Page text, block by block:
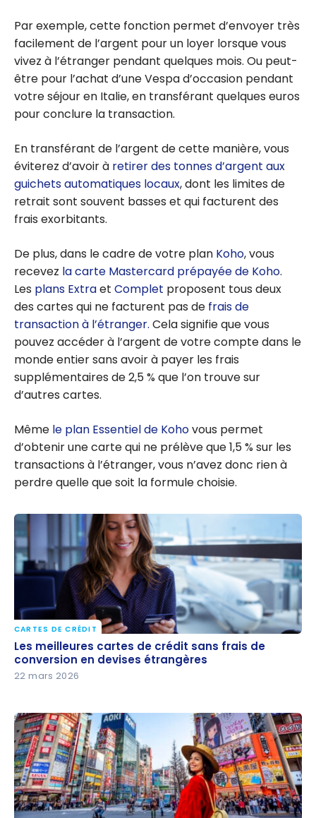
Par exemple, cette fonction permet d’envoyer très
facilement de l’argent pour un loyer lorsque vous
vivez à l’étranger pendant quelques mois. Ou peut-
être pour l’achat d’une Vespa d’occasion pendant
votre séjour en Italie, en transférant quelques euros
pour conclure la transaction.
En transférant de l’argent de cette manière, vous
éviterez d’avoir à retirer des tonnes d’argent aux
guichets automatiques locaux, dont les limites de
retrait sont souvent basses et qui facturent des
frais exorbitants.
De plus, dans le cadre de votre plan Koho, vous
recevez la carte Mastercard prépayée de Koho.
Les plans Extraet Complet proposent tous deux
des cartes qui ne facturent pas de frais de
transaction à l’étranger. Cela signifie que vous
pouvez accéder à l’argent de votre compte dans le
monde entier sans avoir à payer les frais
supplémentaires de 2,5 % que l’on trouve sur
d’autres cartes.
Même le plan Essentiel de Kohovous permet
d’obtenir une carte qui ne prélève que 1,5 % sur les
transactions à l’étranger, vous n’avez donc rien à
perdre quelle que soit la formule choisie.
Les meilleures cartes de crédit sans frais de
conversion en devises étrangères
CARTES DE CRÉDIT
Les meilleures cartes de crédit sans frais de
conversion en devises étrangères
22 mars 2026